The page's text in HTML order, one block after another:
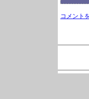
コメント